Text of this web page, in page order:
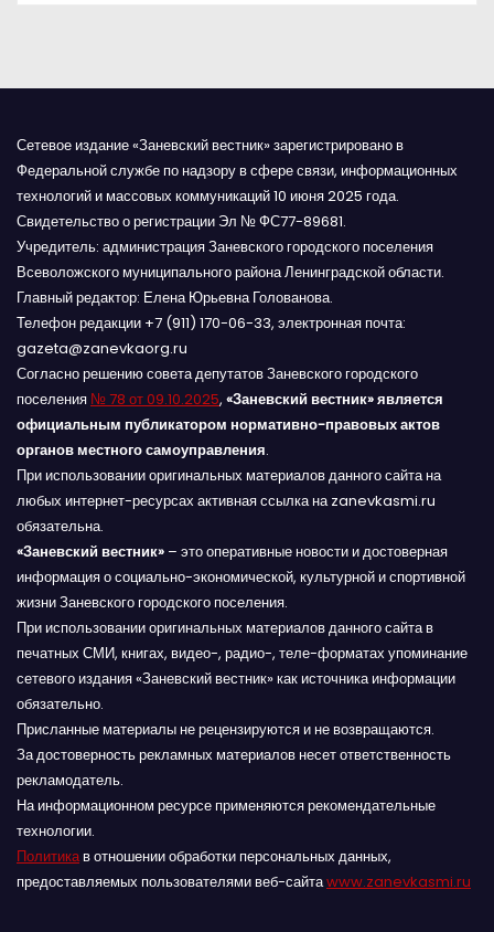
Сетевое издание «Заневский вестник» зарегистрировано в
Федеральной службе по надзору в сфере связи, информационных
технологий и массовых коммуникаций 10 июня 2025 года.
Свидетельство о регистрации Эл № ФС77-89681.
Учредитель: администрация Заневского городского поселения
Всеволожского муниципального района Ленинградской области.
Главный редактор: Елена Юрьевна Голованова.
Телефон редакции +7 (911) 170-06-33, электронная почта:
gazeta@zanevkaorg.ru
Согласно решению совета депутатов Заневского городского
поселения № 78 от 09.10.2025, «Заневский вестник» является
официальным публикатором нормативно-правовых актов
органов местного самоуправления.
При использовании оригинальных материалов данного сайта на
любых интернет-ресурсах активная ссылка на zanevkasmi.ru
обязательна.
«Заневский вестник» – это оперативные новости и достоверная
информация о социально-экономической, культурной и спортивной
жизни Заневского городского поселения.
При использовании оригинальных материалов данного сайта в
печатных СМИ, книгах, видео-, радио-, теле-форматах упоминание
сетевого издания «Заневский вестник» как источника информации
обязательно.
Присланные материалы не рецензируются и не возвращаются.
За достоверность рекламных материалов несет ответственность
рекламодатель.
На информационном ресурсе применяются рекомендательные
технологии.
Политикав отношении обработки персональных данных,
предоставляемых пользователями веб-сайтаwww.zanevkasmi.ru